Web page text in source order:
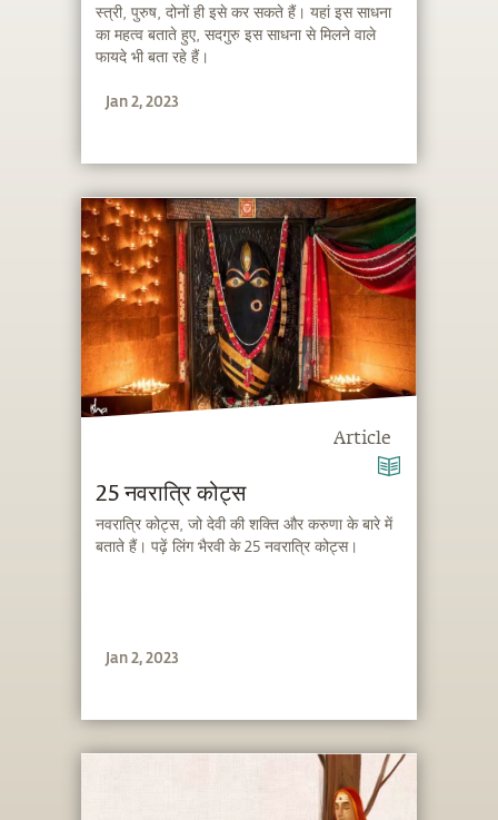
स्त्री, पुरुष, दोनों ही इसे कर सकते हैं। यहां इस साधना
का महत्व बताते हुए, सदगुरु इस साधना से मिलने वाले
फायदे भी बता रहे हैं।
Jan 2, 2023
Article
25 नवरात्रि कोट्स
नवरात्रि कोट्स, जो देवी की शक्ति और करुणा के बारे में
बताते हैं। पढ़ें लिंग भैरवी के 25 नवरात्रि कोट्स।
Jan 2, 2023